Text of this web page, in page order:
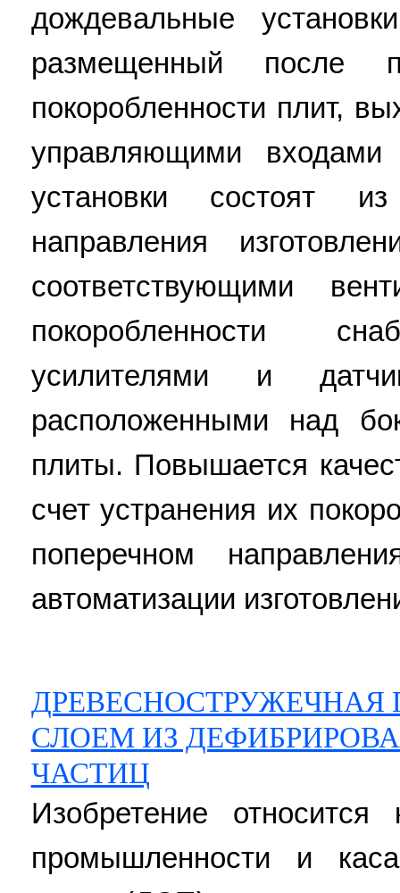
дождевальные
размещенный после
покоробленности плит,
управляющими входами
установки состоят
направления
соответствующими
покоробленности
усилителями и
расположенными над
плиты. Повышается
счет устранения их
поперечном
автоматизации
ДРЕВЕСНОСТРУЖЕЧНАЯ
СЛОЕМ ИЗ
ЧАСТИЦ
Изобретение
промышленности и